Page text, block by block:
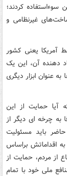
کردند؛
غیرنظامی و
یعنی کشور
دهنده آن، این یک
عنوان ابزار دیگری
آیا حمایت از این
به چرخه ای دیگر از
باید مسئولیت
به اقداماتش براساس
از مردم، حمایت از
ملی خود با تمام